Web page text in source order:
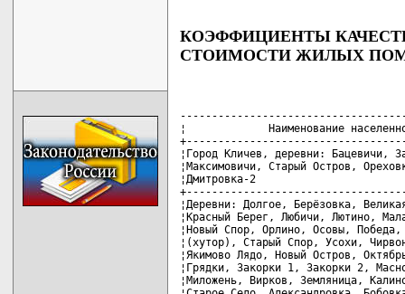
КОЭФФИЦИЕНТЫ
СТОИМОСТИ ЖИЛЫХ
¦             Наименование
¦Город Кличев, деревни:
¦Максимовичи, Старый Остров,
¦Дмитровка-2
¦Деревни: Долгое, Берёзовка,
¦Красный Берег, Любичи,
¦Новый Спор, Орлино, Осовы,
¦(хутор), Старый Спор, Усохи,
¦Якимово Лядо, Новый Остров,
¦Грядки, Закорки 1, Закорки
¦Миложень, Вирков, Земляница,